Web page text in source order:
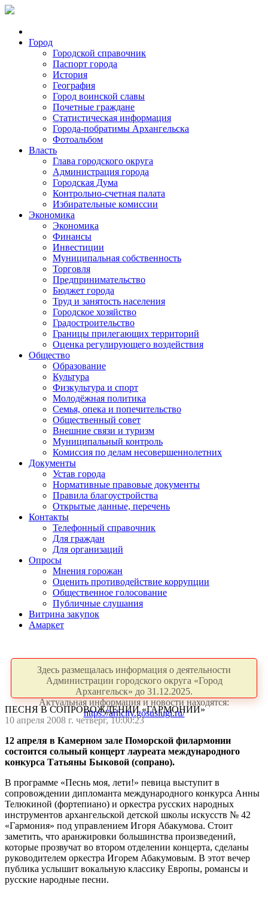
Город
Городской справочник
Паспорт города
История
География
Город воинской славы
Почетные граждане
Статистическая информация
Города-побратимы Архангельска
Фотоальбом
Власть
Глава городского округа
Администрация города
Городская Дума
Контрольно-счетная палата
Избирательные комиссии
Экономика
Экономика
Финансы
Инвестиции
Муниципальная собственность
Торговля
Предпринимательство
Бюджет города
Труд и занятость населения
Городское хозяйство
Градостроительство
Границы прилегающих территорий
Оценка регулирующего воздействия
Общество
Образование
Культура
Физкультура и спорт
Молодёжная политика
Семья, опека и попечительство
Общественный совет
Внешние связи и туризм
Муниципальный контроль
Комиссия по делам несовершеннолетних
Документы
Устав города
Нормативные правовые документы
Правила благоустройства
Открытые данные, перечень
Контакты
Телефонный справочник
Для граждан
Для организаций
Опросы
Мнения горожан
Оценить противодействие коррупции
Общественное голосование
Публичные слушания
Витрина закупок
Амаркет
Здесь размещалась информация о деятельности
Администрации городского округа «Город
Архангельск» до 31.12.2025.
Актуальная информация и новости находятся:
https://arhcity.gosuslugi.ru/
ПЕСНЯ В СОПРОВОЖДЕНИИ «ГАРМОНИИ»
10 апреля 2008 г. четверг, 10:00:23
12 апреля в Камерном зале Поморской филармонии
состоится сольный концерт лауреата международного
конкурса Татьяны Быковой (сопрано).
В программе «Песнь моя, лети!» певица выступит в
сопровождении дипломанта международного конкурса Анны
Телюкиной (фортепиано) и оркестра русских народных
инструментов архангельской детской школы искусств № 42
«Гармония» под управлением Игоря Абакумова. Стоит
заметить, что аранжировки большинства произведений,
которые прозвучат во втором отделении концерта, сделаны
руководителем оркестра Игорем Абакумовым. В этот вечер
публика услышит вокальную классику Европы, романсы и
русские народные песни.